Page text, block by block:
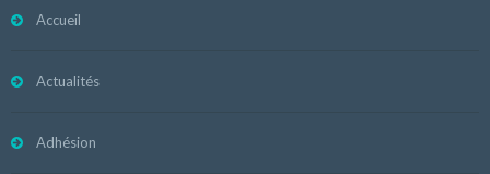
Accueil
Actualités
Adhésion